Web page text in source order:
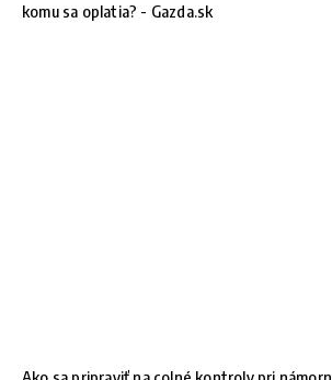
komu sa oplatia? - Gazda.sk